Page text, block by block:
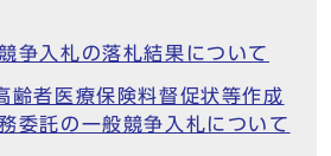
争入札の落札結果について
齢者医療保険料督促状等作成
委託の一般競争入札について